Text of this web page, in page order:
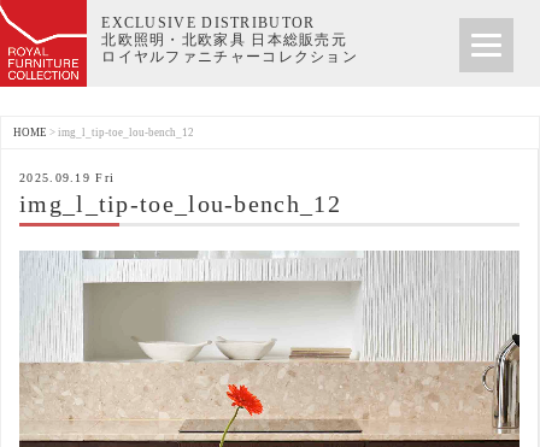
EXCLUSIVE DISTRIBUTOR
北欧照明・北欧家具 日本総販売元
ロイヤルファニチャーコレクション
HOME > img_l_tip-toe_lou-bench_12
2025.09.19 Fri
img_l_tip-toe_lou-bench_12